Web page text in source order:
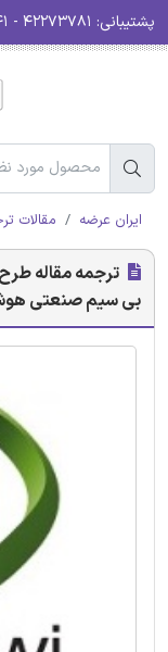
پشتیبانی:
ایران عرضه مقالات
ترجمه مقاله
بی سیم صنعتی